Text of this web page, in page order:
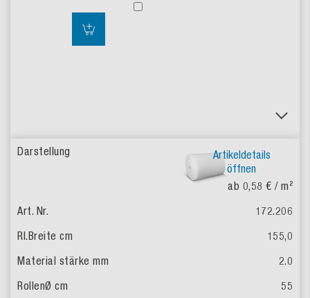
Artikeldetails
öffnen
ab 0,58 € / m²
172.206
155,0
2.0
55